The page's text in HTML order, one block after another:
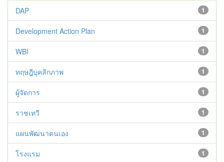
1
DAP
1
Development Action Plan
1
WBI
1
ทฤษฎีบุคลิกภาพ
1
ผู้จัดการ
1
ราชเทวี
1
แผนพัฒนาตนเอง
1
โรงแรม